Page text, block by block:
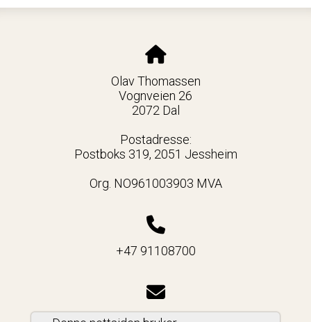
Olav Thomassen
Vognveien 26
2072 Dal
Postadresse:
Postboks 319, 2051 Jessheim
Org. NO961003903 MVA
+47 91108700
ot91108700@gmail.com